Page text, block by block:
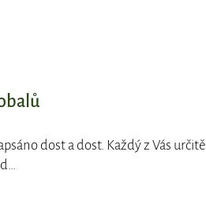
dost a dost. Každý z Vás určitě